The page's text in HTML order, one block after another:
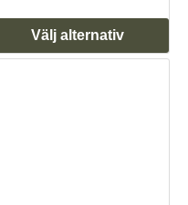
Välj alternativ